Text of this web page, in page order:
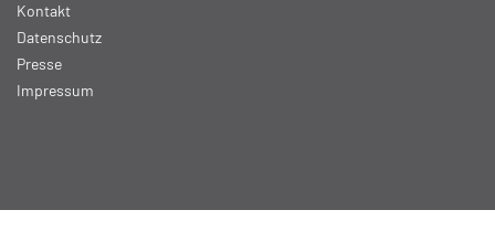
Kontakt
Datenschutz
Presse
Impressum